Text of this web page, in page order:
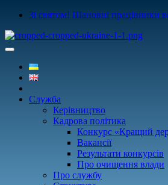
Зі святом! Шановні працівники
Служба
Керівництво
Кадрова політика
Конкурс «Кращий
Вакансії
Результати конкурсів
Про очищення влади
Про службу